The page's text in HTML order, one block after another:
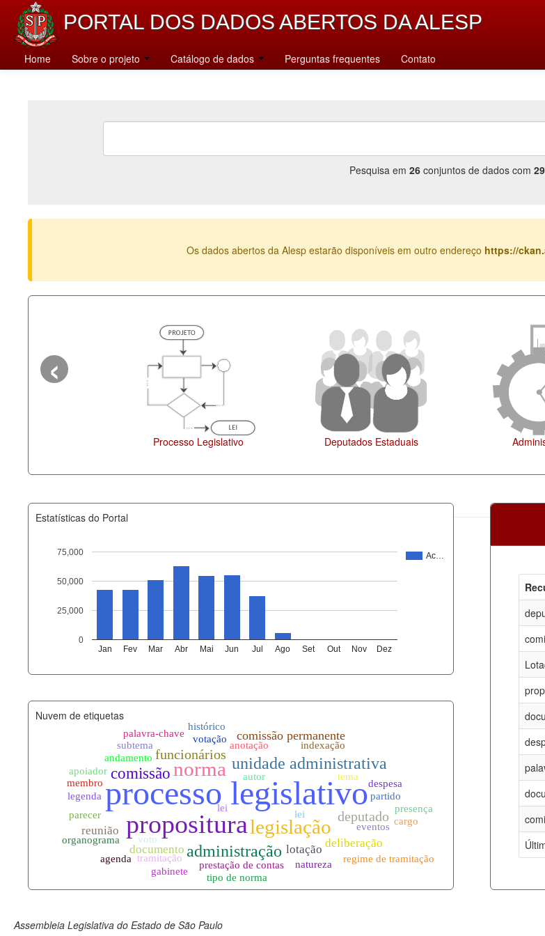
PORTAL DOS DADOS ABERTOS DA ALESP
Home Sobre o projeto Catálogo de dados Perguntas frequentes Contato
Pesquisa em 26 conjuntos de dados com 29
Os dados abertos da Alesp estarão disponíveis em outro endereço https://
Deputados Estaduais Administração
‹
Estatísticas do Portal
Ac…
Jan Fev Mar Abr Mai Jun Jul Ago Set Out Nov Dez
0
25,000
50,000
75,000
documento_andamento_atual.xml
07-08-2026
agenda_eventos.xml
07-08-2026
comissoes_permanentes_votacoes.xml
documento_andamento.xml
07-08-2026
palavras_chave.xml
07-08-2026
legislacao_normas.xml
07-08-2026
legislacao_norma_anotacoes.xml
07-08-2026
Nuvem de etiquetas
Assembleia Legislativa do Estado de São Paulo